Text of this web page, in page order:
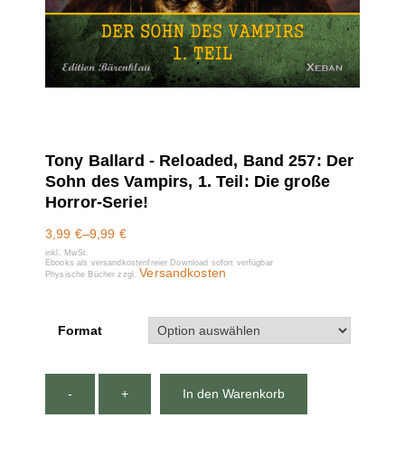
Tony Ballard - Reloaded, Band 257: Der
Sohn des Vampirs, 1. Teil: Die große
Horror-Serie!
3,99 €–9,99 €
inkl. MwSt.
Ebooks als versandkostenfreier Download sofort verfügbar
Physische Bücher zzgl. Versandkosten
Format
- + In den Warenkorb